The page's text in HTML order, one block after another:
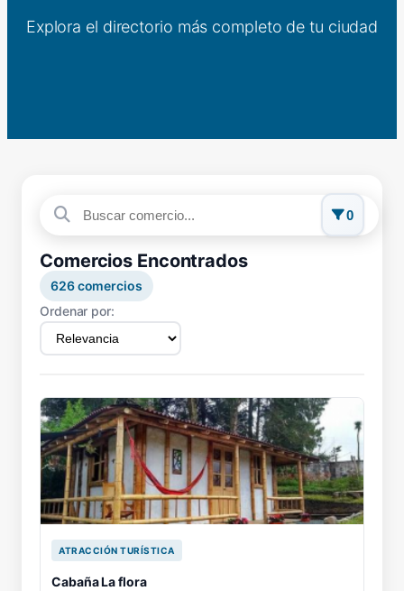
Explora el directorio más completo de tu ciudad
0
Comercios Encontrados
626comercios
Ordenar por:
ATRACCIÓN TURÍSTICA
Cabaña La flora